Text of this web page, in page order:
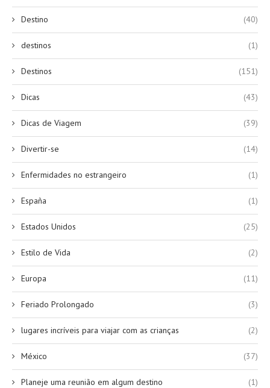
Destino (40)
destinos (1)
Destinos (151)
Dicas (43)
Dicas de Viagem (39)
Divertir-se (14)
Enfermidades no estrangeiro (1)
España (1)
Estados Unidos (25)
Estilo de Vida (2)
Europa (11)
Feriado Prolongado (3)
lugares incríveis para viajar com as crianças (2)
México (37)
Planeje uma reunião em algum destino (1)